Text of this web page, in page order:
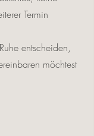
Termin
entscheiden,
möchtest